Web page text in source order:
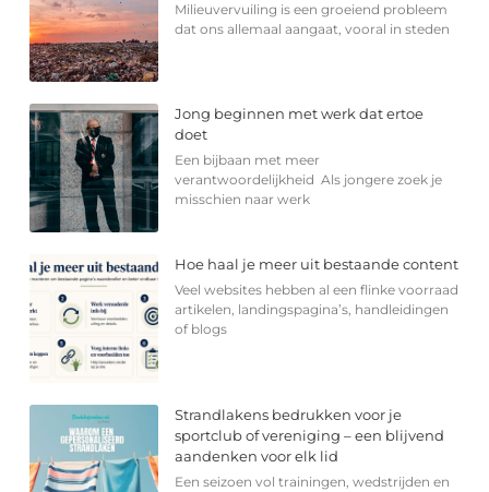
Milieuvervuiling is een groeiend probleem
dat ons allemaal aangaat, vooral in steden
Jong beginnen met werk dat ertoe
doet
Een bijbaan met meer
verantwoordelijkheid Als jongere zoek je
misschien naar werk
Hoe haal je meer uit bestaande content
Veel websites hebben al een flinke voorraad
artikelen, landingspagina’s, handleidingen
of blogs
Strandlakens bedrukken voor je
sportclub of vereniging – een blijvend
aandenken voor elk lid
Een seizoen vol trainingen, wedstrijden en